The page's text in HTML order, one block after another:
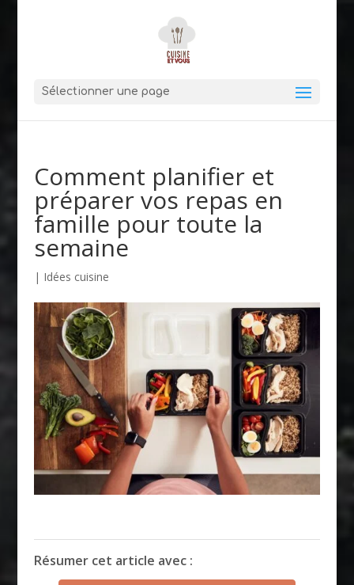
Sélectionner une page
Comment planifier et
préparer vos repas en
famille pour toute la
semaine
| Idées cuisine
Résumer cet article avec :